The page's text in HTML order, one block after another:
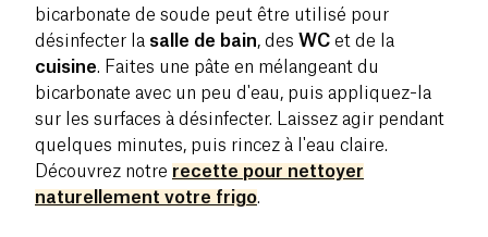
bicarbonate de soude peut être utilisé pour
désinfecter la salle de bain, des WC et de la
cuisine. Faites une pâte en mélangeant du
bicarbonate avec un peu d'eau, puis appliquez-la
sur les surfaces à désinfecter. Laissez agir pendant
quelques minutes, puis rincez à l'eau claire.
Découvrez notre recette pour nettoyer
naturellement votre frigo.